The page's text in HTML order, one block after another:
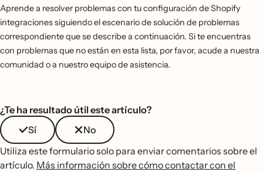
Aprende a resolver problemas con tu configuración de Shopify
integraciones siguiendo el escenario de solución de problemas
correspondiente que se describe a continuación. Si te encuentras
con problemas que no están en esta lista, por favor, acude a nuestra
comunidad o a nuestro equipo de asistencia.
¿Te ha resultado útil este artículo?
Sí
No
Utiliza este formulario solo para enviar comentarios sobre el
artículo. Más información sobre cómo contactar con el